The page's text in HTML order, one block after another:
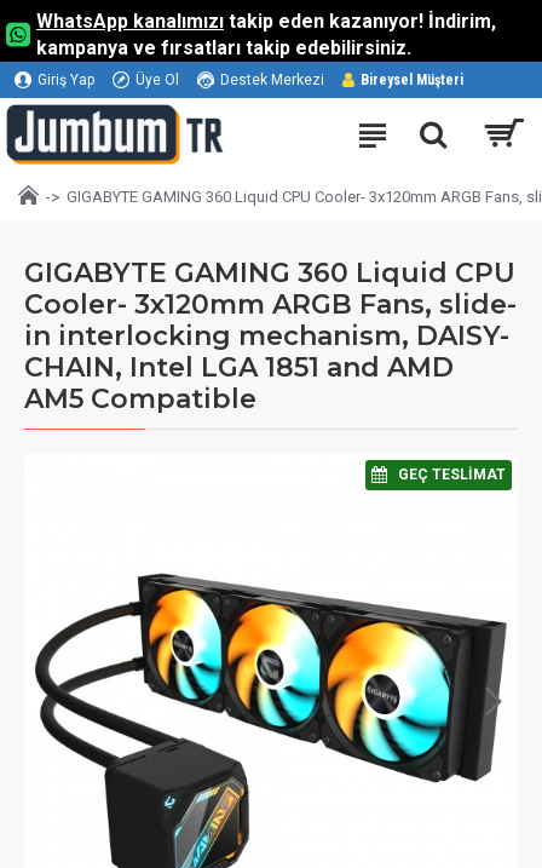
WhatsApp kanalımızı takip eden kazanıyor! İndirim,
kampanya ve fırsatları takip edebilirsiniz.
Giriş Yap Üye Ol Destek Merkezi Bireysel Müşteri
GIGABYTE GAMING 360 Liquid CPU Cooler- 3x120mm ARGB
GIGABYTE GAMING 360 Liquid CPU
Cooler- 3x120mm ARGB Fans, slide-
in interlocking mechanism, DAISY-
CHAIN, Intel LGA 1851 and AMD
AM5 Compatible
⠀GEÇ TESLIMAT